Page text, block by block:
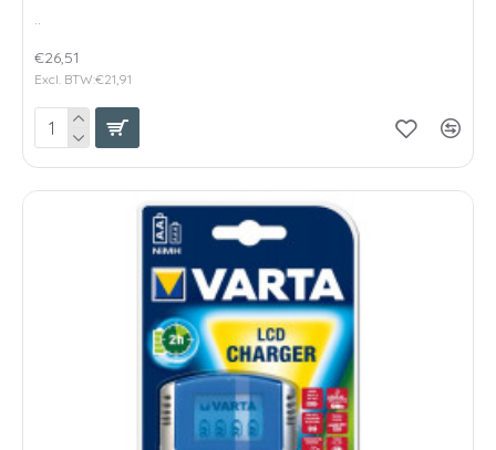
€26,51
Excl. BTW:€21,91